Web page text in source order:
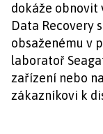
dokáže obnovit
Data Recovery
obsaženému v
laboratoř
zařízení nebo
zákazníkovi k